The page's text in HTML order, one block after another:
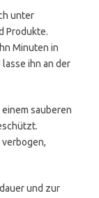
unter
Produkte.
Minuten in
ihn an der
sauberen
verbogen,
und zur